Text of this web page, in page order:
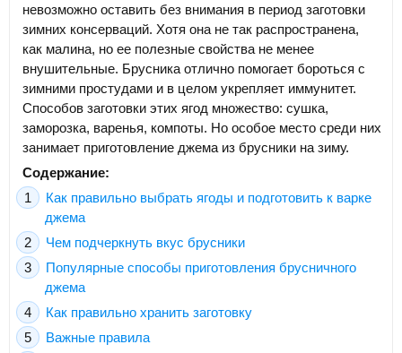
невозможно оставить без внимания в период заготовки
зимних консерваций. Хотя она не так распространена,
как малина, но ее полезные свойства не менее
внушительные. Брусника отлично помогает бороться с
зимними простудами и в целом укрепляет иммунитет.
Способов заготовки этих ягод множество: сушка,
заморозка, варенья, компоты. Но особое место среди них
занимает приготовление джема из брусники на зиму.
Содержание:
Как правильно выбрать ягоды и подготовить к варке
джема
Чем подчеркнуть вкус брусники
Популярные способы приготовления брусничного
джема
Как правильно хранить заготовку
Важные правила